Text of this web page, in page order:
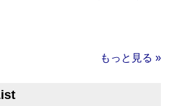
もっと見る »